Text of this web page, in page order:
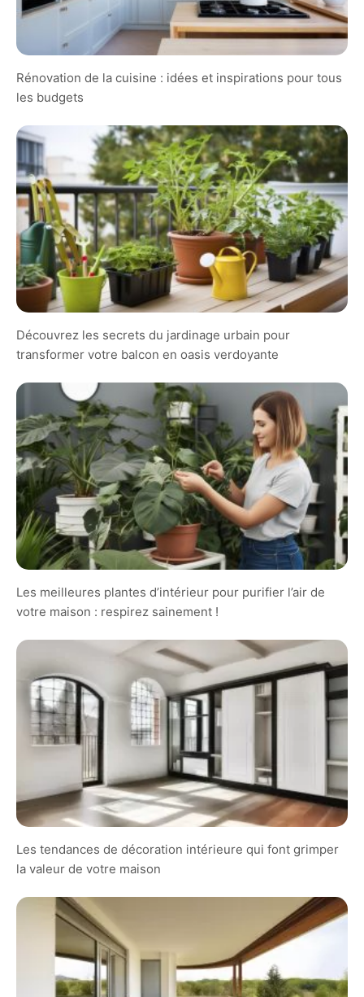
Rénovation de la cuisine : idées et inspirations pour tous
les budgets
Découvrez les secrets du jardinage urbain pour
transformer votre balcon en oasis verdoyante
Les meilleures plantes d’intérieur pour purifier l’air de
votre maison : respirez sainement !
Les tendances de décoration intérieure qui font grimper
la valeur de votre maison